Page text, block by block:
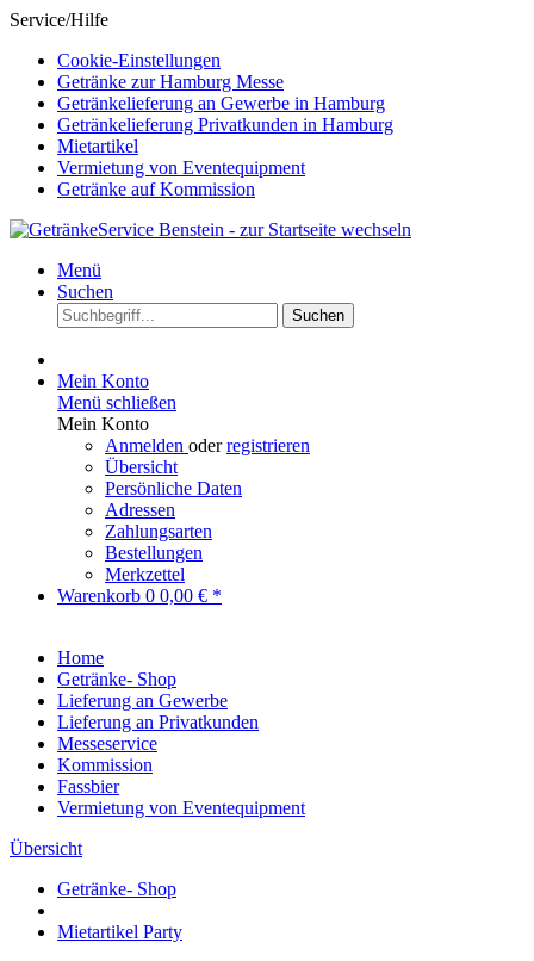
Service/Hilfe
Cookie-Einstellungen
Getränke zur Hamburg Messe
Getränkelieferung an Gewerbe in Hamburg
Getränkelieferung Privatkunden in Hamburg
Mietartikel
Vermietung von Eventequipment
Getränke auf Kommission
Menü
Suchen
Suchen
Mein Konto
Menü schließen
Mein Konto
Anmelden oderregistrieren
Übersicht
Persönliche Daten
Adressen
Zahlungsarten
Bestellungen
Merkzettel
Warenkorb 0 0,00 € *
Home
Getränke- Shop
Lieferung an Gewerbe
Lieferung an Privatkunden
Messeservice
Kommission
Fassbier
Vermietung von Eventequipment
Übersicht
Getränke- Shop
Mietartikel Party